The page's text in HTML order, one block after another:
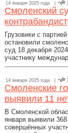
14 января 2025 года |
Смоленский
Грузовики с
остановили
суд 18 декабря
участнику
14 января 2025 года |
Смоленские
выявили 11
В Смоленской
января выявили
совершённых